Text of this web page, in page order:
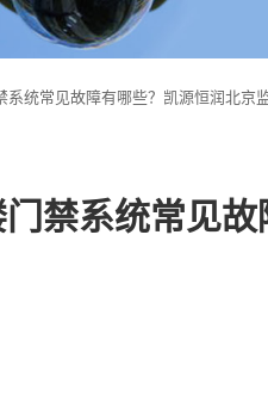
系统常见故障有哪些？凯源恒润北京
禁系统常见